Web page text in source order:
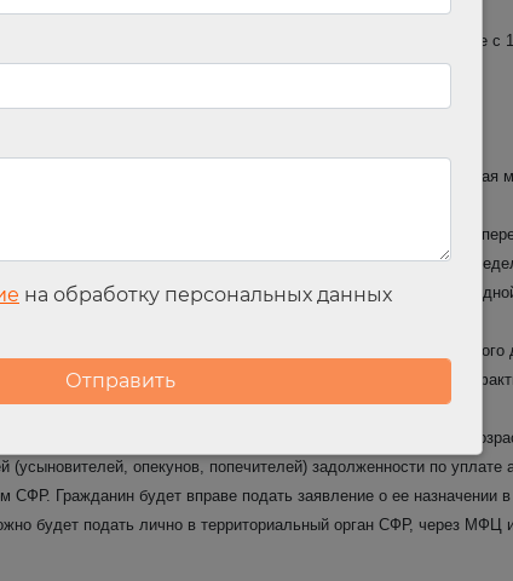
и распространяется на правоотношения, возникшие с
официального опубликования настоящего Постановления.
имеющим двух и более детей
закона от 13 июля 2024 г. N 179-ФЗ, которым вводится
более детей.
размера и выплаты ежегодной семейной выплаты,
движимого и недвижимого имущества, учитываемых при
документов, сведений), необходимых для назначения
выплаты возникнет в случае, если размер
в субъекте РФ по месту жительства (пребывания) или
попечителей) детей в возрасте до 18 лет, а также детей в
опекунов, попечителей) задолженности по уплате
СФР. Гражданин будет вправе подать заявление о ее назначении
будет подать лично в территориальный орган СФР, через МФЦ
на обработку персональных данных